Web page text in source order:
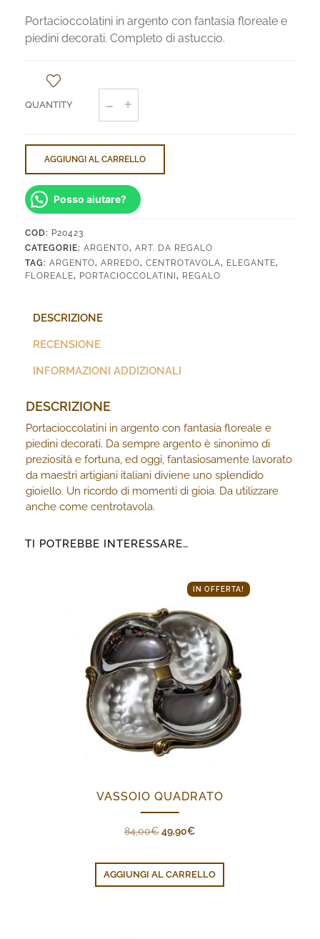
prezzo
originale
86,90€.
prezzo
attuale
Portacioccolatini in argento con fantasia floreale e
piedini decorati. Completo di astuccio.
Floreale
quantità
AGGIUNGI AL CARRELLO
Posso aiutare?
COD: P20423
CATEGORIE: ARGENTO, ART. DA REGALO
TAG: ARGENTO, ARREDO, CENTROTAVOLA, ELEGANTE,
FLOREALE, PORTACIOCCOLATINI , REGALO
DESCRIZIONE
RECENSIONE
INFORMAZIONI ADDIZIONALI
DESCRIZIONE
Portacioccolatini in argento con fantasia floreale e
piedini decorati. Da sempre argento è sinonimo di
preziosità e fortuna, ed oggi, fantasiosamente lavorato
da maestri artigiani italiani diviene uno splendido
gioiello. Un ricordo di momenti di gioia. Da utilizzare
anche come centrotavola.
TI POTREBBE INTERESSARE…
IN OFFERTA!
VASSOIO QUADRATO
84,00€ Il
originale
era:
84,00€.
49,90€Il
attuale
è:
49,90€.
AGGIUNGI AL CARRELLO